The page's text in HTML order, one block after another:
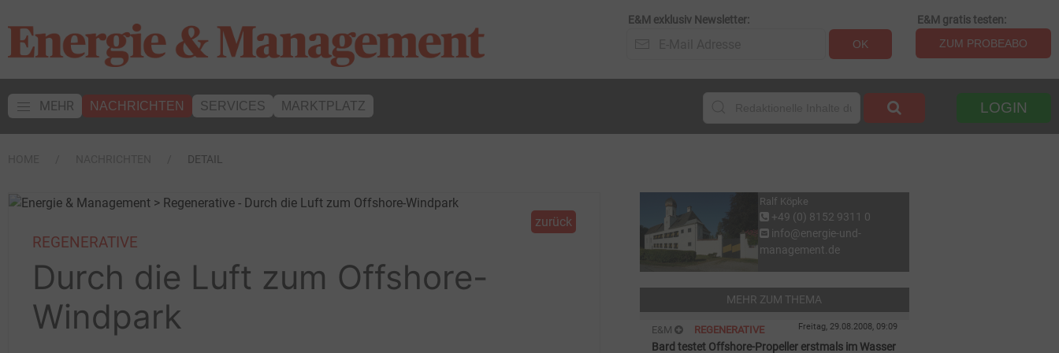
E&M exklusiv Newsletter:
OK
E&M gratis testen:
ZUM PROBEABO
MEHR NACHRICHTEN SERVICES MARKTPLATZ LOGIN
DETAIL
zurück
REGENERATIVE
Durch die Luft zum Offshore-
Windpark
Ralf Köpke
+49 (0) 8152 9311 0
info@energie-und-
management.de
MEHR ZUM THEMA
E&M REGENERATIVE Freitag, 29.08.2008, 09:09
Bard testet Offshore-Propeller erstmals im Wasser